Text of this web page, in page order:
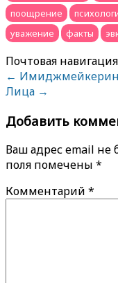
поощрение
уважение
факты
Почтовая навигация
←
Лица →
Добавить
Ваш адрес email не
поля помечены *
Комментарий *